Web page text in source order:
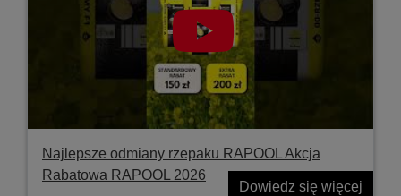
Najlepsze odmiany rzepaku RAPOOL Akcja
Rabatowa RAPOOL 2026
Dowiedz się więcej